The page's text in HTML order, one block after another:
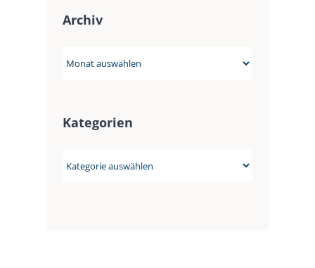
Archiv
Archiv
Kategorien
Kategorien